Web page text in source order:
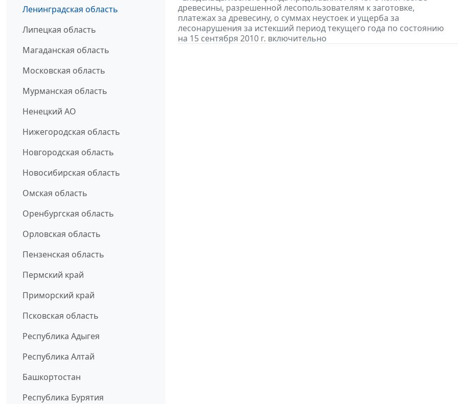
Ленинградская область
Липецкая область
Магаданская область
Московская область
Мурманская область
Ненецкий АО
Нижегородская область
Новгородская область
Новосибирская область
Омская область
Оренбургская область
Орловская область
Пензенская область
Пермский край
Приморский край
Псковская область
Республика Адыгея
Республика Алтай
Башкортостан
Республика Бурятия
древесины, разрешенной лесопользователям к заготовке,
платежах за древесину, о суммах неустоек и ущерба за
лесонарушения за истекший период текущего года по состоянию
на 15 сентября 2010 г. включительно